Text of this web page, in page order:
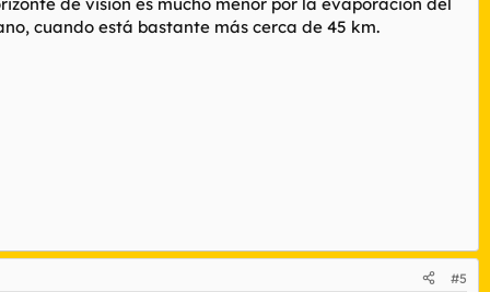
cuando está bastante más cerca de 45 km.
#5